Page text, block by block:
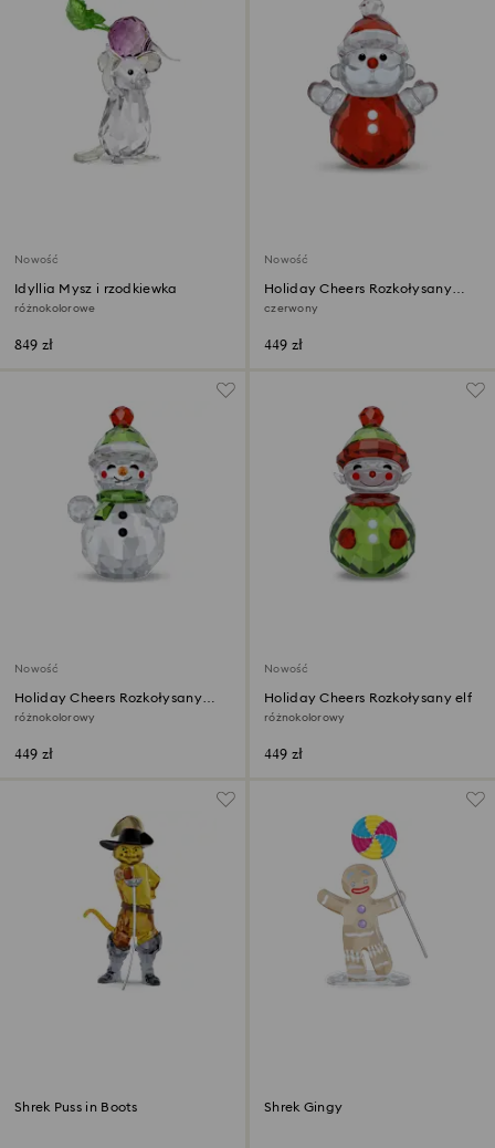
Nowość
Idyllia Mysz i rzodkiewka
różnokolorowe
849 zł
Nowość
Holiday Cheers Rozkołysany
Święty Mikołaj
czerwony
449 zł
Nowość
Holiday Cheers Rozkołysany
bałwanek
różnokolorowy
449 zł
Nowość
Holiday Cheers Rozkołysany elf
różnokolorowy
449 zł
Shrek Puss in Boots Shrek Gingy